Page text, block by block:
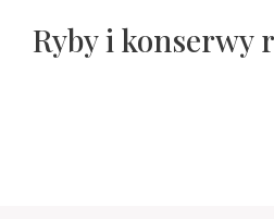
Ryby i konserwy